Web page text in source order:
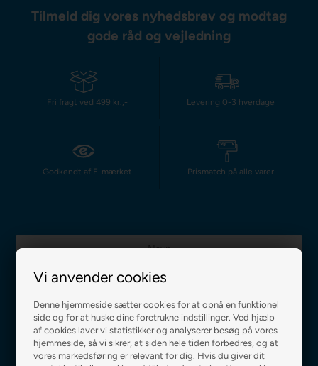
Vi anvender cookies
Denne hjemmeside sætter cookies for at opnå en funktionel
side og for at huske dine foretrukne indstillinger. Ved hjælp
af cookies laver vi statistikker og analyserer besøg på vores
hjemmeside, så vi sikrer, at siden hele tiden forbedres, og at
vores markedsføring er relevant for dig. Hvis du giver dit
Tilmeld dig vores nyhedsbrev og modtag
gode råd og vejledning
Fri fragt ved 499 kr.,- Levering 0-3 hverdage
Godkendt af E-mærket Prismatch på alle varer
Jeg acceptererbetingelserne